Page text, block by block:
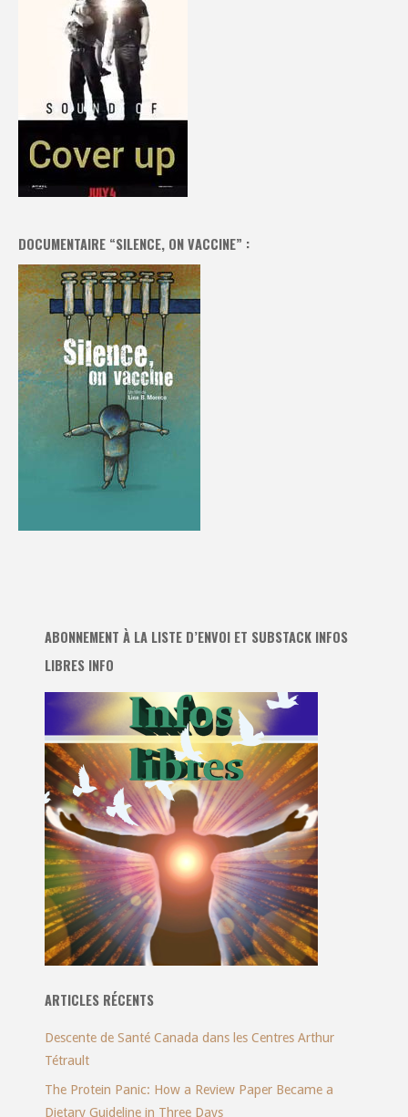
DOCUMENTAIRE “SILENCE, ON VACCINE” :
ABONNEMENT À LA LISTE D’ENVOI ET SUBSTACK INFOS
LIBRES INFO
ARTICLES RÉCENTS
Descente de Santé Canada dans les Centres Arthur
Tétrault
The Protein Panic: How a Review Paper Became a
Dietary Guideline in Three Days